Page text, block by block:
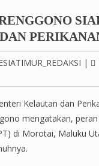
|
Kelautan dan
mengatakan,
di Morotai, Maluku